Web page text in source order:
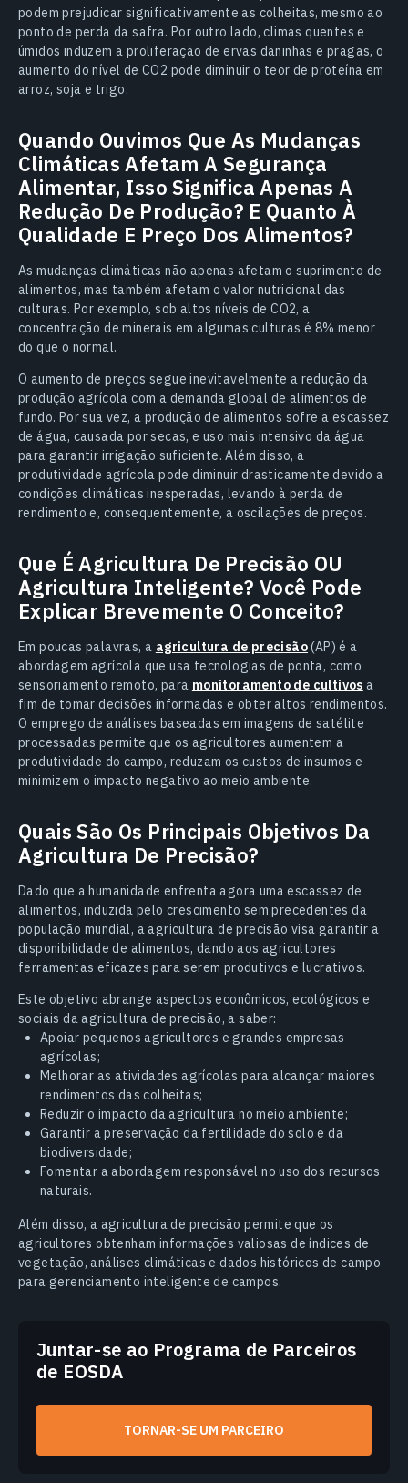
podem prejudicar significativamente as colheitas, mesmo ao
ponto de perda da safra. Por outro lado, climas quentes e
úmidos induzem a proliferação de ervas daninhas e pragas, o
aumento do nível de CO2 pode diminuir o teor de proteína em
arroz, soja e trigo.
Quando Ouvimos Que As Mudanças
Climáticas Afetam A Segurança
Alimentar, Isso Significa Apenas A
Redução De Produção? E Quanto À
Qualidade E Preço Dos Alimentos?
As mudanças climáticas não apenas afetam o suprimento de
alimentos, mas também afetam o valor nutricional das
culturas. Por exemplo, sob altos níveis de CO2, a
concentração de minerais em algumas culturas é 8% menor
do que o normal.
O aumento de preços segue inevitavelmente a redução da
produção agrícola com a demanda global de alimentos de
fundo. Por sua vez, a produção de alimentos sofre a escassez
de água, causada por secas, e uso mais intensivo da água
para garantir irrigação suficiente. Além disso, a
produtividade agrícola pode diminuir drasticamente devido a
condições climáticas inesperadas, levando à perda de
rendimento e, consequentemente, a oscilações de preços.
Que É Agricultura De Precisão OU
Agricultura Inteligente? Você Pode
Explicar Brevemente O Conceito?
Em poucas palavras, a agricultura de precisão(AP) é a
abordagem agrícola que usa tecnologias de ponta, como
sensoriamento remoto, para monitoramento de cultivos a
fim de tomar decisões informadas e obter altos rendimentos.
O emprego de análises baseadas em imagens de satélite
processadas permite que os agricultores aumentem a
produtividade do campo, reduzam os custos de insumos e
minimizem o impacto negativo ao meio ambiente.
Quais São Os Principais Objetivos Da
Agricultura De Precisão?
Dado que a humanidade enfrenta agora uma escassez de
alimentos, induzida pelo crescimento sem precedentes da
população mundial, a agricultura de precisão visa garantir a
disponibilidade de alimentos, dando aos agricultores
ferramentas eficazes para serem produtivos e lucrativos.
Este objetivo abrange aspectos econômicos, ecológicos e
sociais da agricultura de precisão, a saber:
Apoiar pequenos agricultores e grandes empresas
agrícolas;
Melhorar as atividades agrícolas para alcançar maiores
rendimentos das colheitas;
Reduzir o impacto da agricultura no meio ambiente;
Garantir a preservação da fertilidade do solo e da
biodiversidade;
Fomentar a abordagem responsável no uso dos recursos
naturais.
Além disso, a agricultura de precisão permite que os
agricultores obtenham informações valiosas de índices de
vegetação, análises climáticas e dados históricos de campo
para gerenciamento inteligente de campos.
Juntar-se ao Programa de Parceiros
de EOSDA
TORNAR-SE UM PARCEIRO